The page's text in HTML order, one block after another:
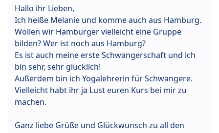
Hallo ihr Lieben,
Ich heiße Melanie und komme auch aus Hamburg.
Wollen wir Hamburger vielleicht eine Gruppe
bilden? Wer ist noch aus Hamburg?
Es ist auch meine erste Schwangerschaft und ich
bin sehr, sehr glücklich!
Außerdem bin ich Yogalehrerin für Schwangere.
Vielleicht habt ihr ja Lust euren Kurs bei mir zu
machen.
Ganz liebe Grüße und Glückwunsch zu all den